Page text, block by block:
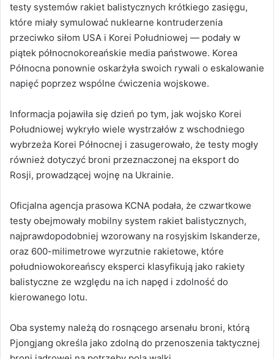
testy systemów rakiet balistycznych krótkiego zasięgu,
które miały symulować nuklearne kontruderzenia
przeciwko siłom USA i Korei Południowej — podały w
piątek północnokoreańskie media państwowe. Korea
Północna ponownie oskarżyła swoich rywali o eskalowanie
napięć poprzez wspólne ćwiczenia wojskowe.
Informacja pojawiła się dzień po tym, jak wojsko Korei
Południowej wykryło wiele wystrzałów z wschodniego
wybrzeża Korei Północnej i zasugerowało, że testy mogły
również dotyczyć broni przeznaczonej na eksport do
Rosji, prowadzącej wojnę na Ukrainie.
Oficjalna agencja prasowa KCNA podała, że czwartkowe
testy obejmowały mobilny system rakiet balistycznych,
najprawdopodobniej wzorowany na rosyjskim Iskanderze,
oraz 600-milimetrowe wyrzutnie rakietowe, które
południowokoreańscy eksperci klasyfikują jako rakiety
balistyczne ze względu na ich napęd i zdolność do
kierowanego lotu.
Oba systemy należą do rosnącego arsenału broni, którą
Pjongjang określa jako zdolną do przenoszenia taktycznej